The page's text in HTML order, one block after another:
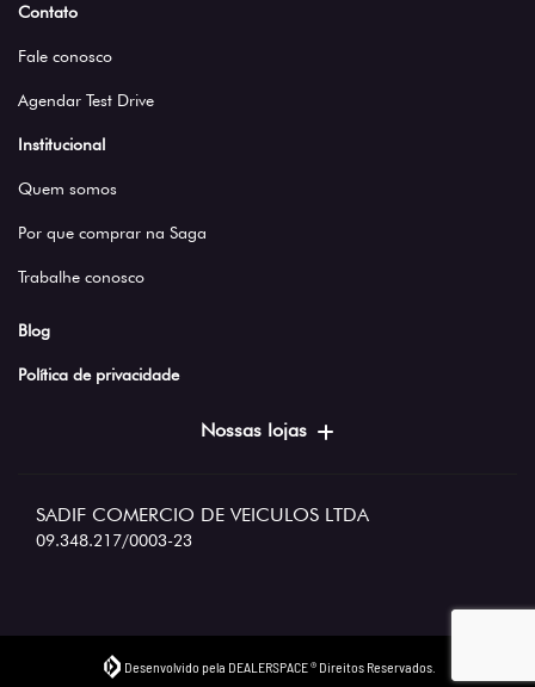
Contato
Fale conosco
Agendar Test Drive
Institucional
Quem somos
Por que comprar na Saga
Trabalhe conosco
Blog
Política de privacidade
Nossas lojas
SADIF COMERCIO DE VEICULOS LTDA
09.348.217/0003-23
Desenvolvido pela DEALERSPACE ® Direitos Reservados.